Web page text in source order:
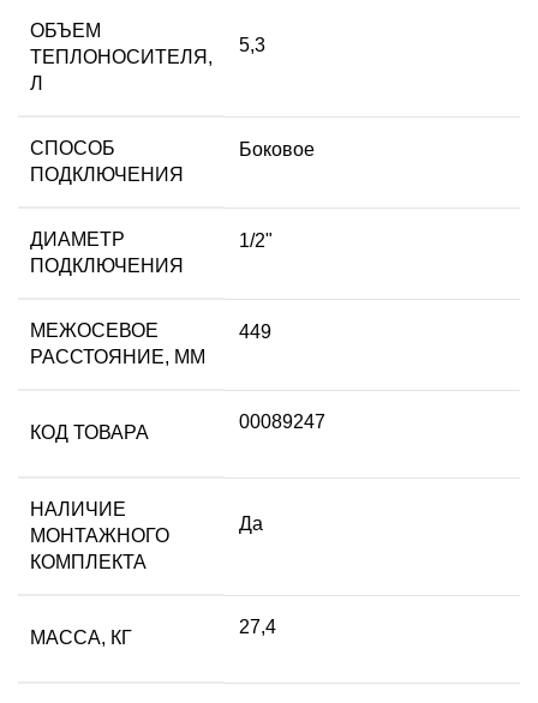
ОБЪЕМ
ТЕПЛОНОСИТЕЛЯ,
Л
5,3
СПОСОБ
ПОДКЛЮЧЕНИЯ
Боковое
ДИАМЕТР
ПОДКЛЮЧЕНИЯ
1/2"
МЕЖОСЕВОЕ
РАССТОЯНИЕ, ММ
449
КОД ТОВАРА
00089247
НАЛИЧИЕ
МОНТАЖНОГО
КОМПЛЕКТА
Да
МАССА, КГ
27,4